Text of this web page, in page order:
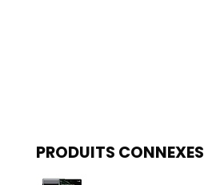
PRODUITS CONNEXES